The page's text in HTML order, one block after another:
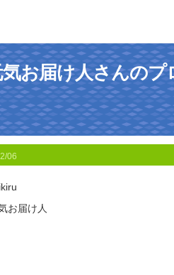
お届け人さんのプ
06
お届け人